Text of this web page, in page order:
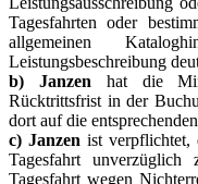
Tagesfahrten oder
allgemeinen
Leistungsbeschreibung
b) Janzen hat die
Rücktrittsfrist in der
dort auf die
c) Janzen ist verpflichtet,
Tagesfahrt
Tagesfahrt wegen